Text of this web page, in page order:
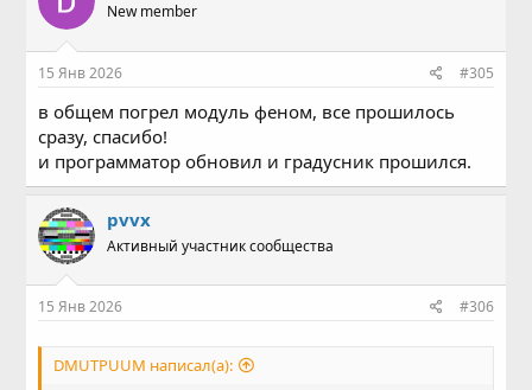
New member
15 Янв 2026 #305
в общем погрел модуль феном, все прошилось
сразу, спасибо!
и программатор обновил и градусник прошился.
pvvx
Активный участник сообщества
15 Янв 2026 #306
DMUTPUUM написал(а):